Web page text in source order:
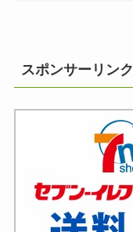
スポンサーリンク